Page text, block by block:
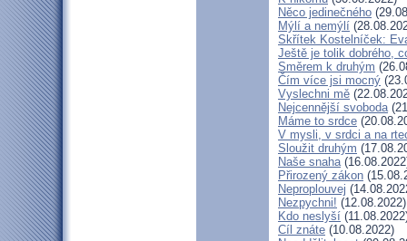
Něco jedinečného
Mýlí a nemýlí
Skřítek Kostelníček:
Ještě je tolik dobrého,
Směrem k druhým
Čím více jsi mocný
Vyslechni mě
Nejcennější svoboda
Máme to srdce
V mysli, v srdci a na
Sloužit druhým
Naše snaha
Přirozený zákon
Neproplouvej
Nezpychni! (12.08.2022)
Kdo neslyší
Cíl znáte (10.08.2022)